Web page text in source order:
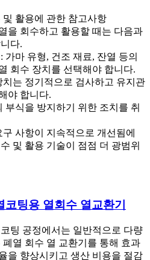
활용에 관한 참고사항
을 회수하고 활용할 때는 다음과
다.
가마 유형, 건조 재료, 잔열 등의
회수 장치를 선택해야 합니다.
는 정기적으로 검사하고 유지관
야 합니다.
부식을 방지하기 위한 조치를 취
사항이 지속적으로 개선됨에
및 활용 기술이 점점 더 광범위
팅용 열회수 열교환기
팅 공정에서는 일반적으로 다량
열 회수 열 교환기를 통해 효과
을 향상시키고 생산 비용을 절감